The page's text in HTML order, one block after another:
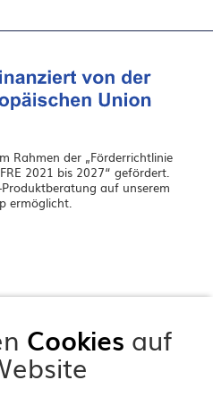
Rahmen der „Förderrichtlinie
2021 bis 2027“ gefördert.
auf unserem
ermöglicht.
Cookies auf